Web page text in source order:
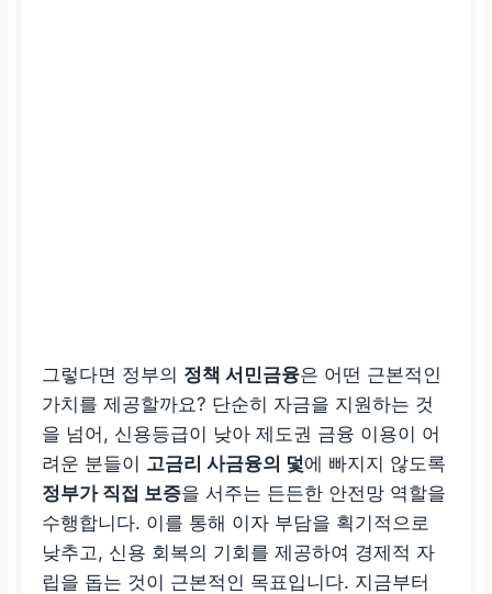
그렇다면 정부의 정책 서민금융은 어떤 근본적인
가치를 제공할까요? 단순히 자금을 지원하는 것
을 넘어, 신용등급이 낮아 제도권 금융 이용이 어
려운 분들이 고금리 사금융의 덫에 빠지지 않도록
정부가 직접 보증을 서주는 든든한 안전망 역할을
수행합니다. 이를 통해 이자 부담을 획기적으로
낮추고, 신용 회복의 기회를 제공하여 경제적 자
립을 돕는 것이 근본적인 목표입니다. 지금부터